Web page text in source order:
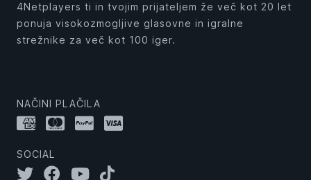
4Netplayers ti in tvojim prijateljem že več kot 20 let
ponuja visokozmogljive glasovne in igralne
strežnike za več kot 100 iger.
NAČINI PLAČILA
SOCIAL